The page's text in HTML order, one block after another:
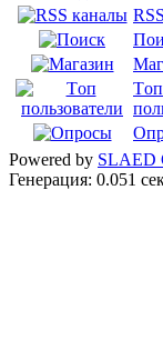
Tоп
Powered by SLAED
Генерация: 0.051